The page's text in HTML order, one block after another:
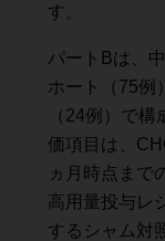
す。
パートBは、
ホート（75例
（24例）で
価項目は、
ヵ月時点まで
高用量投与レ
するシャム対